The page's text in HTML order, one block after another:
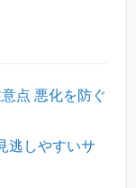
点 悪化を防ぐ
逃しやすいサ